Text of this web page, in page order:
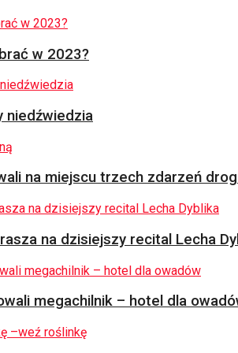
w 2023?
niedźwiedzia
na miejscu trzech zdarzeń
na dzisiejszy recital Lecha
megachilnik – hotel dla